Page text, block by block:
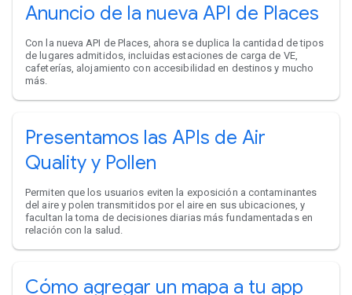
Anuncio de la nueva API de Places
Con la nueva API de Places, ahora se duplica la cantidad de tipos
de lugares admitidos, incluidas estaciones de carga de VE,
cafeterías, alojamiento con accesibilidad en destinos y mucho
más.
Presentamos las APIs de Air
Quality y Pollen
Permiten que los usuarios eviten la exposición a contaminantes
del aire y polen transmitidos por el aire en sus ubicaciones, y
facultan la toma de decisiones diarias más fundamentadas en
relación con la salud.
Cómo agregar un mapa a tu app